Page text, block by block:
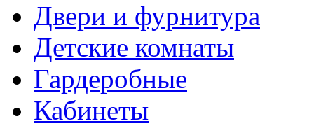
Двери и фурнитура
Детские комнаты
Гардеробные
Кабинеты